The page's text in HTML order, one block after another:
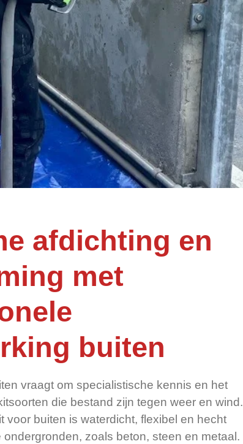
afdichting en
met
buiten
vraagt om specialistische kennis en het
die bestand zijn tegen weer en wind.
voor buiten is waterdicht, flexibel en hecht
zoals beton, steen en metaal.